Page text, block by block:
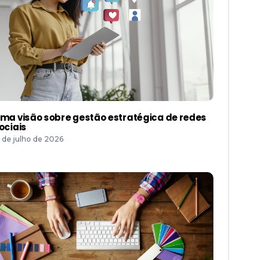
visão sobre gestão estratégica de redes
de julho de 2026